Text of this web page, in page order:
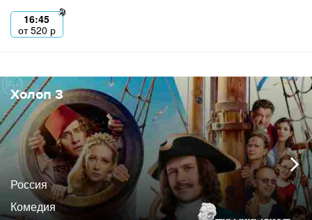
16:45
от520 р
Холоп 3
Россия
Комедия